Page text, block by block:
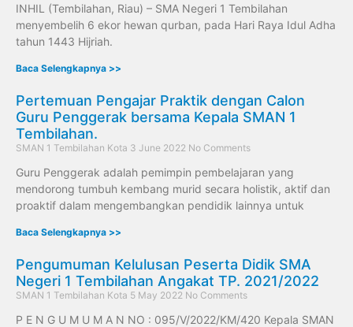
INHIL (Tembilahan, Riau) – SMA Negeri 1 Tembilahan
menyembelih 6 ekor hewan qurban, pada Hari Raya Idul Adha
tahun 1443 Hijriah.
Baca Selengkapnya >>
Pertemuan Pengajar Praktik dengan Calon
Guru Penggerak bersama Kepala SMAN 1
Tembilahan.
SMAN 1 Tembilahan Kota 3 June 2022 No Comments
Guru Penggerak adalah pemimpin pembelajaran yang
mendorong tumbuh kembang murid secara holistik, aktif dan
proaktif dalam mengembangkan pendidik lainnya untuk
Baca Selengkapnya >>
Pengumuman Kelulusan Peserta Didik SMA
Negeri 1 Tembilahan Angakat TP. 2021/2022
SMAN 1 Tembilahan Kota 5 May 2022 No Comments
P E N G U M U M A N NO : 095/V/2022/KM/420 Kepala SMAN